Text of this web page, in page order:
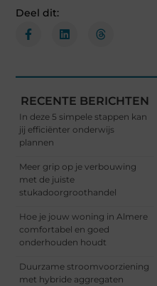
Deel dit:
RECENTE BERICHTEN
In deze 5 simpele stappen kan
jij efficiënter onderwijs
plannen
Meer grip op je verbouwing
met de juiste
stukadoorgroothandel
Hoe je jouw woning in Almere
comfortabel en goed
onderhouden houdt
Duurzame stroomvoorziening
met hybride aggregaten